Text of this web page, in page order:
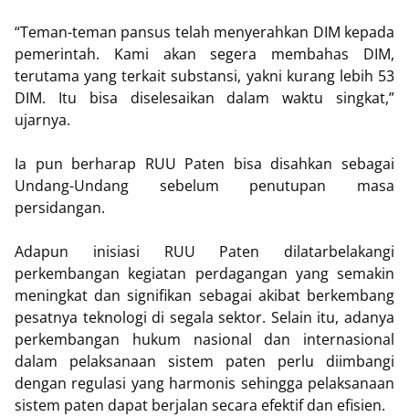
“Teman-teman pansus telah menyerahkan DIM kepada
pemerintah. Kami akan segera membahas DIM,
terutama yang terkait substansi, yakni kurang lebih 53
DIM. Itu bisa diselesaikan dalam waktu singkat,”
ujarnya.
Ia pun berharap RUU Paten bisa disahkan sebagai
Undang-Undang sebelum penutupan masa
persidangan.
Adapun inisiasi RUU Paten dilatarbelakangi
perkembangan kegiatan perdagangan yang semakin
meningkat dan signifikan sebagai akibat berkembang
pesatnya teknologi di segala sektor. Selain itu, adanya
perkembangan hukum nasional dan internasional
dalam pelaksanaan sistem paten perlu diimbangi
dengan regulasi yang harmonis sehingga pelaksanaan
sistem paten dapat berjalan secara efektif dan efisien.